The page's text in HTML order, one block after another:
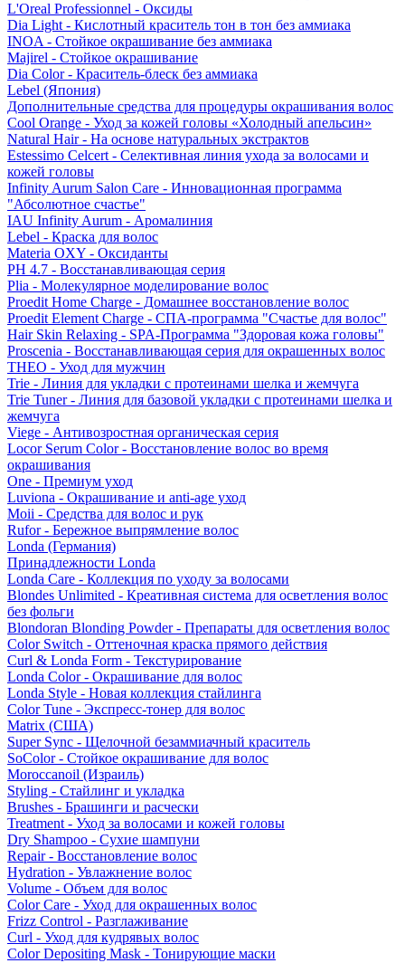
L'Oreal Professionnel - Оксиды
Dia Light - Кислотный краситель тон в тон без аммиака
INOA - Стойкое окрашивание без аммиака
Majirel - Стойкое окрашивание
Dia Color - Краситель-блеск без аммиака
Lebel (Япония)
Дополнительные средства для процедуры окрашивания волос
Cool Orange - Уход за кожей головы «Холодный апельсин»
Natural Hair - На основе натуральных экстрактов
Estessimo Celcert - Селективная линия ухода за волосами и
кожей головы
Infinity Aurum Salon Care - Инновационная программа
"Абсолютное счастье"
IAU Infinity Aurum - Аромалиния
Lebel - Краска для волос
Materia OXY - Оксиданты
PH 4.7 - Восстанавливающая серия
Plia - Молекулярное моделирование волос
Proedit Home Charge - Домашнее восстановление волос
Proedit Element Charge - СПА-программа "Счастье для волос"
Hair Skin Relaxing - SPA-Программа "Здоровая кожа головы"
Proscenia - Восстанавливающая серия для окрашенных волос
THEO - Уход для мужчин
Trie - Линия для укладки с протеинами шелка и жемчуга
Trie Tuner - Линия для базовой укладки с протеинами шелка и
жемчуга
Viege - Антивозростная органическая серия
Locor Serum Color - Восстановление волос во время
окрашивания
One - Премиум уход
Luviona - Окрашивание и anti-age уход
Moii - Средства для волос и рук
Rufor - Бережное выпрямление волос
Londa (Германия)
Принадлежности Londa
Londa Care - Коллекция по уходу за волосами
Blondes Unlimited - Креативная система для осветления волос
без фольги
Blondoran Blonding Powder - Препараты для осветления волос
Color Switch - Оттеночная краска прямого действия
Curl & Londa Form - Текстурирование
Londa Color - Окрашивание для волос
Londa Style - Новая коллекция стайлинга
Color Tune - Экспресс-тонер для волос
Matrix (США)
Super Sync - Щелочной безаммиачный краситель
SoColor - Стойкое окрашивание для волос
Moroccanoil (Израиль)
Styling - Стайлинг и укладка
Brushes - Брашинги и расчески
Treatment - Уход за волосами и кожей головы
Dry Shampoo - Сухие шампуни
Repair - Восстановление волос
Hydration - Увлажнение волос
Volume - Объем для волос
Color Care - Уход для окрашенных волос
Frizz Control - Разглаживание
Curl - Уход для кудрявых волос
Color Depositing Mask - Тонирующие маски